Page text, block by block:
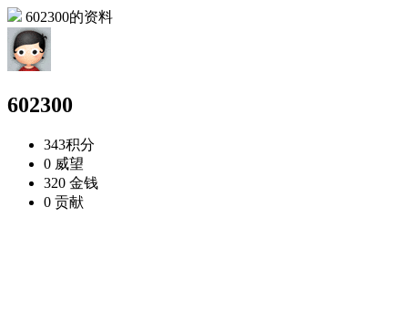
602300的资料
602300
343积分
0 威望
320 金钱
0 贡献